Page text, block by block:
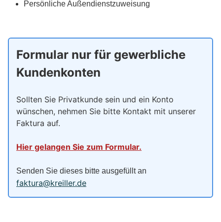
Persönliche Außendienstzuweisung
Formular nur für gewerbliche
Kundenkonten
Sollten Sie Privatkunde sein und ein Konto
wünschen, nehmen Sie bitte Kontakt mit unserer
Faktura auf.
Hier gelangen Sie zum Formular.
Senden Sie dieses bitte ausgefüllt an
faktura@kreiller.de